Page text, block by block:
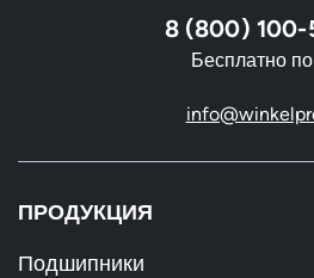
8 (800) 100-
Бесплатно
ПРОДУКЦИЯ
Подшипники